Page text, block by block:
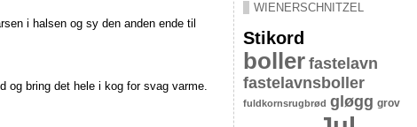
i halsen og sy den anden ende til
bring det hele i kog for svag varme.
WIENERSCHNITZEL
Stikord
boller fastelavn
fastelavnsboller
fuldkornsrugbrød gløgg grov